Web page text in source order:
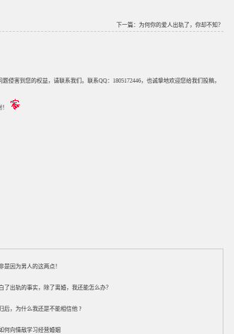
下一篇： 为何你的爱人出轨了，你却不知？
害到您的权益，请联系我们。联系QQ：1805172446，也诚挚地欢迎您给我们投稿，
是因为男人的这两点！
了出轨的事实，除了离婚，我还能怎么办？
后，为什么我还是不能相信他 ?
何向情敌学习经营婚姻